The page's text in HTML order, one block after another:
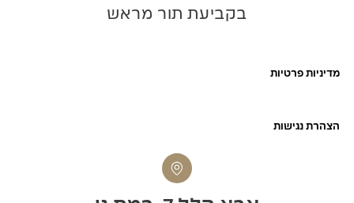
בקביעת תור מראש
פרטיות
נגישות​